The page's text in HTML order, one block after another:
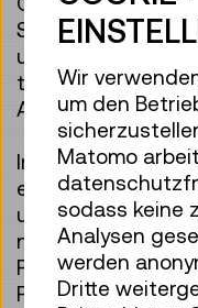
Solche kurze
unkompliziert.
tauchen in eine
Ausflüge große
In der Ausstellung
eine Reise mit
unbequem, aber
nach Amerika
Flugzeuge der
Wir
um den
Matomo
sodass keine
Analysen
werden
Dritte